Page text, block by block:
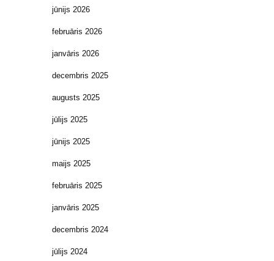
jūnijs 2026
februāris 2026
janvāris 2026
decembris 2025
augusts 2025
jūlijs 2025
jūnijs 2025
maijs 2025
februāris 2025
janvāris 2025
decembris 2024
jūlijs 2024